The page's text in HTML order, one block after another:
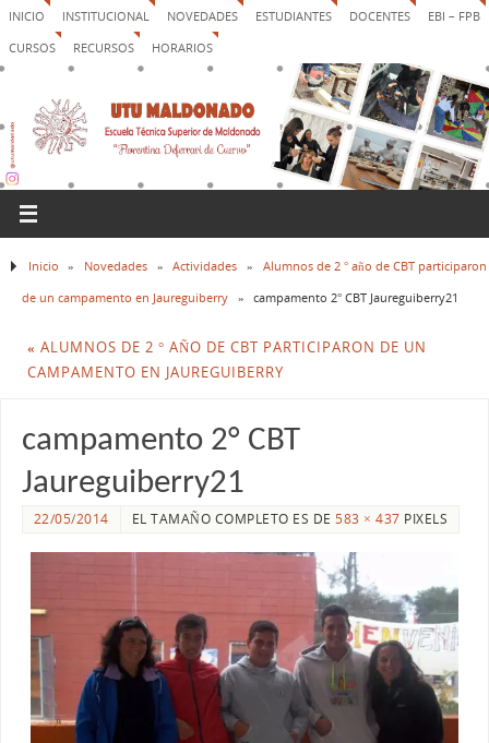
INICIO INSTITUCIONAL NOVEDADES ESTUDIANTES DOCENTES
EBI – FPB
CURSOS
RECURSOS HORARIOS
Inicio » Novedades » Actividades »
Alumnos de 2 ° año de CBT participaron
de un campamento en Jaureguiberry » campamento 2° CBT Jaureguiberry21
« ALUMNOS DE 2 ° AÑO DE CBT PARTICIPARON DE UN
CAMPAMENTO EN JAUREGUIBERRY
campamento 2° CBT
Jaureguiberry21
22/05/2014 EL TAMAÑO COMPLETO ES DE583 × 437 PIXELS